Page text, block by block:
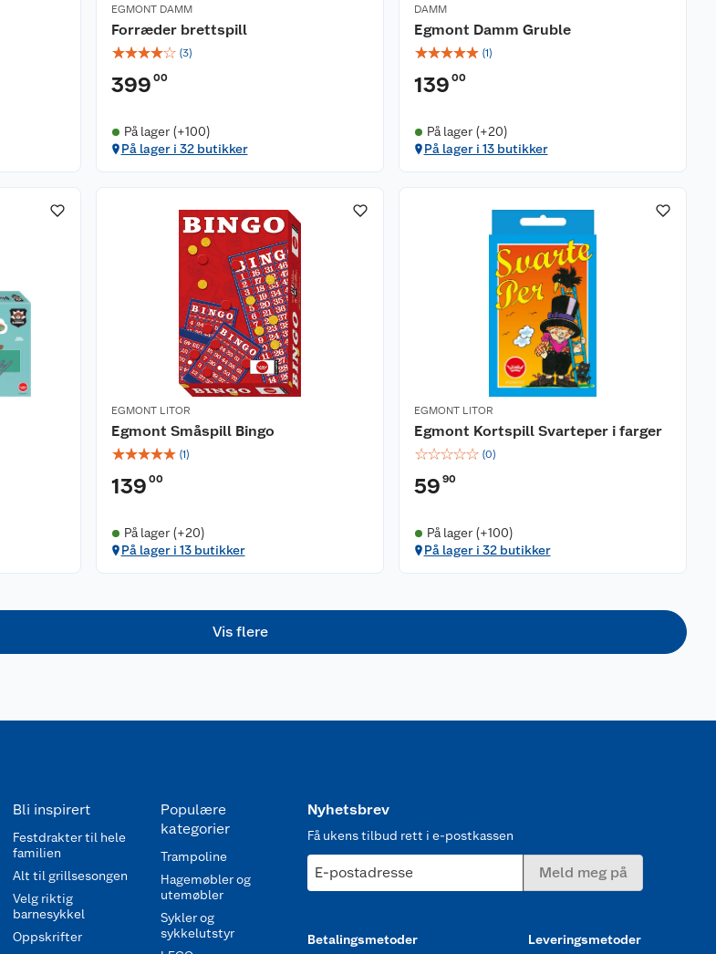
EGMONT DAMM
Forræder brettspill
☆☆☆☆☆ (3)
399 00
På lager (+100)
På lager i 32 butikker
DAMM
Egmont Damm Gruble
☆☆☆☆☆ (1)
139 00
På lager (+20)
På lager i 13 butikker
EGMONT LITOR
Egmont Småspill Bingo
☆☆☆☆☆ (1)
139 00
På lager (+20)
På lager i 13 butikker
EGMONT LITOR
Egmont Kortspill Svarteper i farger
☆☆☆☆☆ (0)
59 90
På lager (+100)
På lager i 32 butikker
Vis flere
Bli inspirert
Festdrakter til hele
familien
Alt til grillsesongen
Velg riktig
barnesykkel
Oppskrifter
Populære
kategorier
Trampoline
Hagemøbler og
utemøbler
Sykler og
sykkelutstyr
Nyhetsbrev
Få ukens tilbud rett i e-postkassen
E-postadresse Meld meg på
Betalingsmetoder Leveringsmetoder